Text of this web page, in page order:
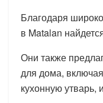
Благодаря
в Matalan
Они также
для дома,
кухонную утварь,